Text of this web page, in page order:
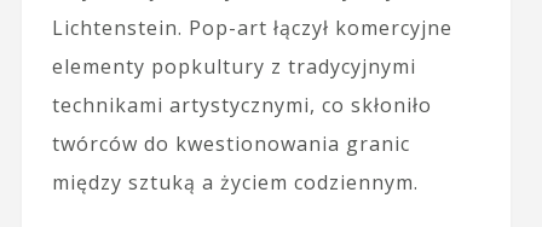
Lichtenstein. Pop-art łączył komercyjne
elementy popkultury z tradycyjnymi
technikami artystycznymi, co skłoniło
twórców do kwestionowania granic
między sztuką a życiem codziennym.